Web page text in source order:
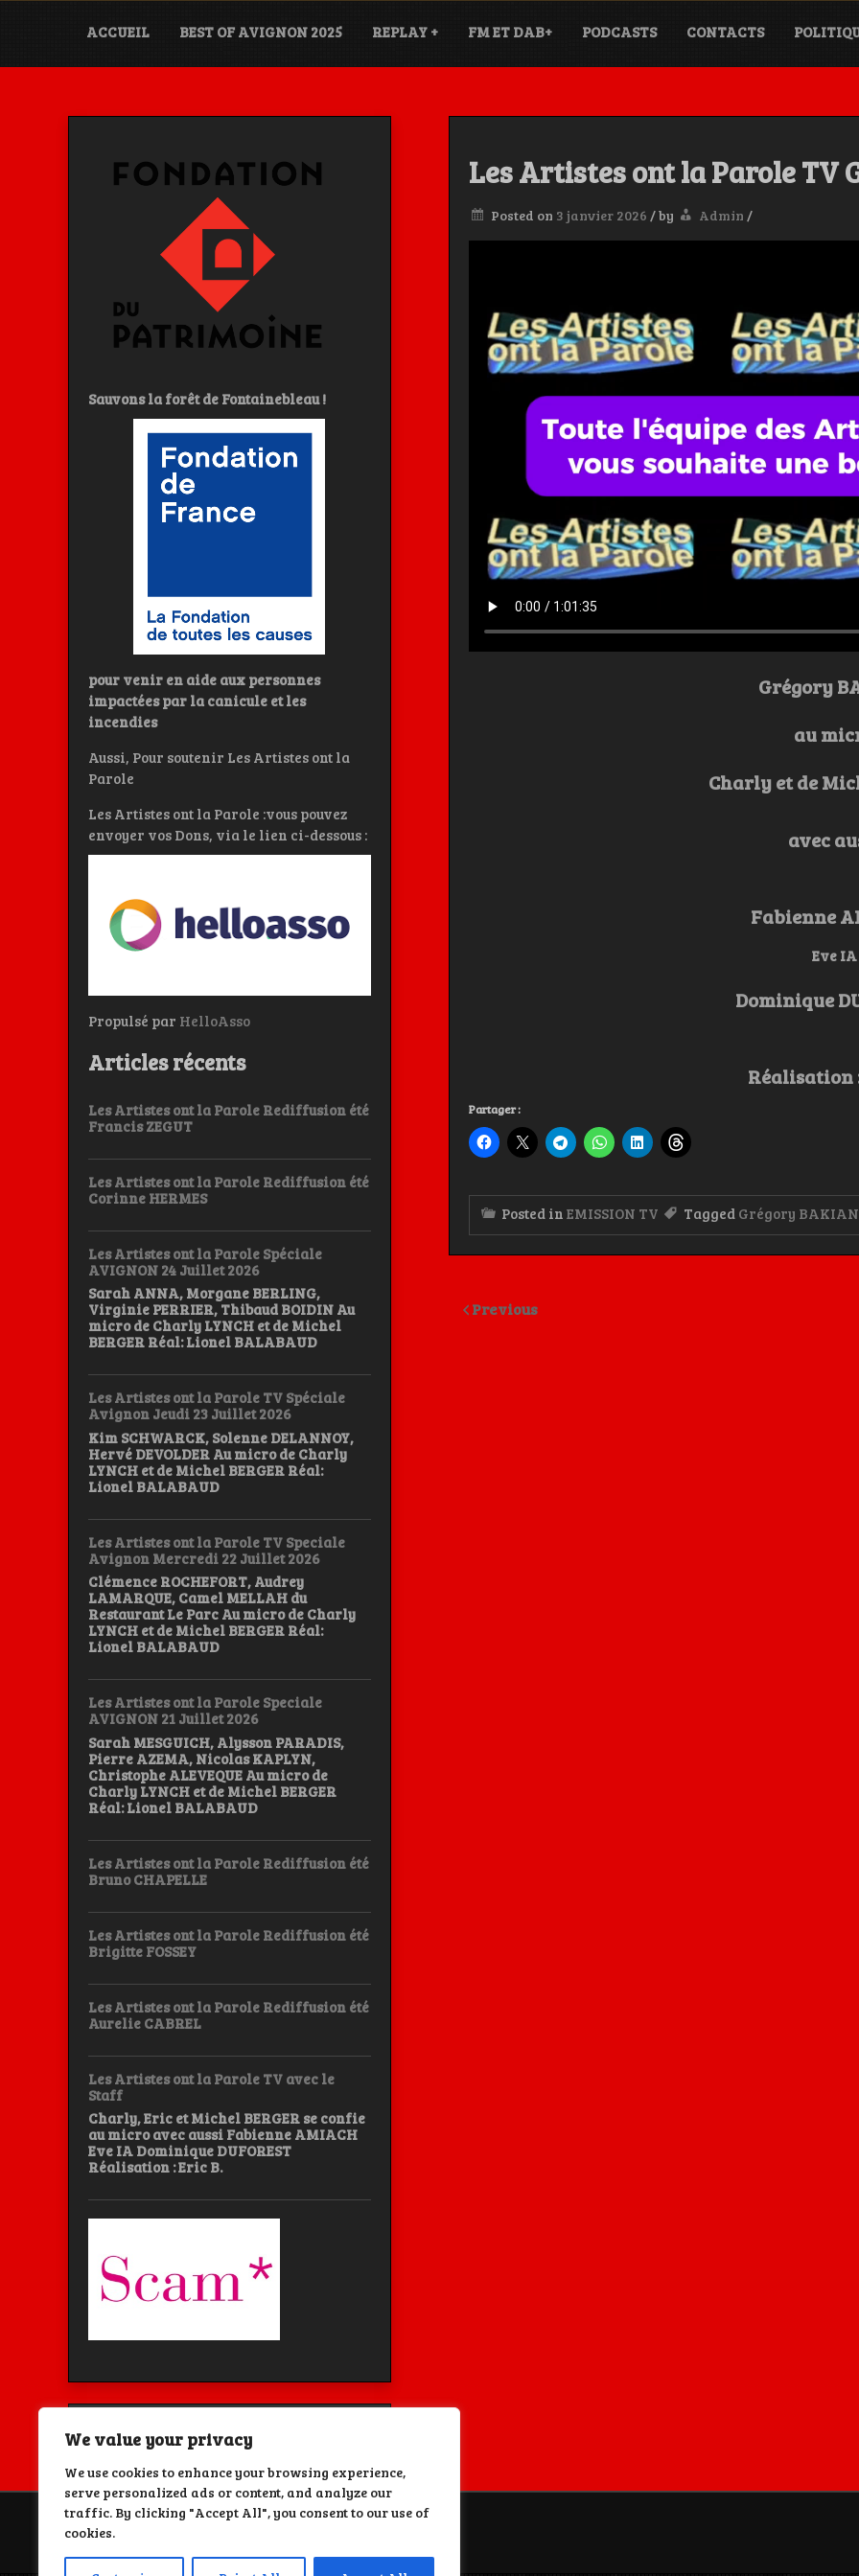
We value your privacy
We use cookies to enhance your browsing experience,
serve personalized ads or content, and analyze our
traffic. By clicking "Accept All", you consent to our use of
cookies.
Skip
ACCUEIL BEST OF AVIGNON 2025 REPLAY + FM ET DAB+ PODCASTS CONTACTS
Les Artistes ont la Parole TV
Posted on 3 janvier 2026 /by Admin /
Grégory
au
Charly et de
avec
Fabienne
Eve IA
Dominique
Réalisation
Partager :
Posted in EMISSION TV Tagged Grégory BAKIAN
Previous
Sauvons la forêt de Fontainebleau !
pour venir en aide aux personnes
impactées par la canicule et les
incendies
Aussi, Pour soutenir Les Artistes ont la
Parole
Les Artistes ont la Parole :vous pouvez
envoyer vos Dons, via le lien ci-dessous :
Propulsé par HelloAsso
Articles récents
Les Artistes ont la Parole Rediffusion été
Francis ZEGUT
Les Artistes ont la Parole Rediffusion été
Corinne HERMES
Les Artistes ont la Parole Spéciale
AVIGNON 24 Juillet 2026
Sarah ANNA, Morgane BERLING,
Virginie PERRIER, Thibaud BOIDIN Au
micro de Charly LYNCH et de Michel
BERGER Réal: Lionel BALABAUD
Les Artistes ont la Parole TV Spéciale
Avignon Jeudi 23 Juillet 2026
Kim SCHWARCK, Solenne DELANNOY,
Hervé DEVOLDER Au micro de Charly
LYNCH et de Michel BERGER Réal:
Lionel BALABAUD
Les Artistes ont la Parole TV Speciale
Avignon Mercredi 22 Juillet 2026
Clémence ROCHEFORT, Audrey
LAMARQUE, Camel MELLAH du
Restaurant Le Parc Au micro de Charly
LYNCH et de Michel BERGER Réal:
Lionel BALABAUD
Les Artistes ont la Parole Speciale
AVIGNON 21 Juillet 2026
Sarah MESGUICH, Alysson PARADIS,
Pierre AZEMA, Nicolas KAPLYN,
Christophe ALEVEQUE Au micro de
Charly LYNCH et de Michel BERGER
Réal: Lionel BALABAUD
Les Artistes ont la Parole Rediffusion été
Bruno CHAPELLE
Les Artistes ont la Parole Rediffusion été
Brigitte FOSSEY
Les Artistes ont la Parole Rediffusion été
Aurelie CABREL
Les Artistes ont la Parole TV avec le
Staff
Charly, Eric et Michel BERGER se confie
au micro avec aussi Fabienne AMIACH
Eve IA Dominique DUFOREST
Réalisation : Eric B.